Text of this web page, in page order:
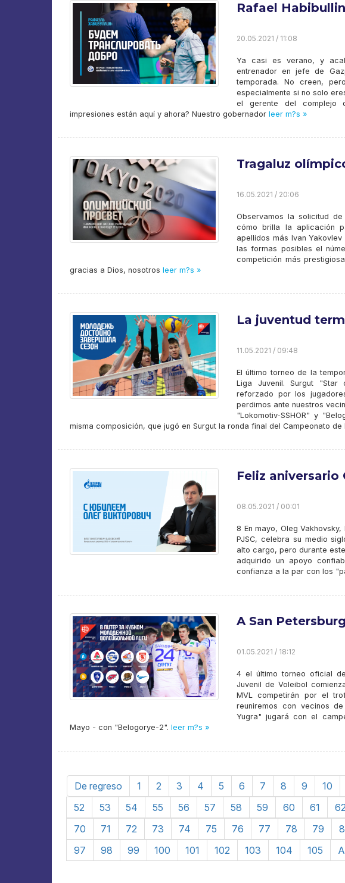
Rafael
20.05.2021 / 11:08
Ya casi es verano, y
entrenador en jefe de
temporada. No creen,
especialmente si no solo
el gerente del complejo
impresiones están aquí y ahora? Nuestro gobernador leer m?s »
Tragaluz
16.05.2021 / 20:06
Observamos la solicitud
cómo brilla la aplicación
apellidos más Ivan
las formas posibles el
competición más
gracias a Dios, nosotros leer m?s »
La juventud
11.05.2021 / 09:48
El último torneo de la
Liga Juvenil. Surgut
reforzado por los
perdimos ante nuestros
"Lokomotiv-SSHOR" y
misma composición, que jugó en Surgut la ronda final del Campeonato de
Feliz
08.05.2021 / 00:01
8 En mayo, Oleg
PJSC, celebra su medio
alto cargo, pero durante
adquirido un apoyo
confianza a la par con los
A San
01.05.2021 / 18:12
4 el último torneo oficial
Juvenil de Voleibol
MVL competirán por el
reuniremos con vecinos
Yugra" jugará con el
Mayo - con "Belogorye-2". leer m?s »
De regreso 1 2 3 4 5 6 7 8 9 10
52
53 54 55 56 57 58 59 60 61 62
70
71 72 73 74 75 76 77 78 79
97
98 99 100 101 102 103 104 105